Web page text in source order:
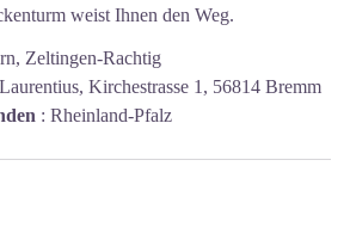
weist Ihnen den Weg.
Zeltingen-Rachtig
Kirchestrasse 1, 56814 Bremm
: Rheinland-Pfalz